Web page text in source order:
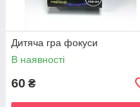
Дитяча гра фокуси
В наявності
60 ₴